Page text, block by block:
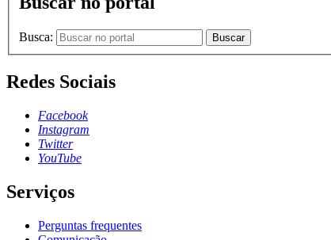
Busca: Buscar
Redes Sociais
Facebook
Instagram
Twitter
YouTube
Serviços
Perguntas frequentes